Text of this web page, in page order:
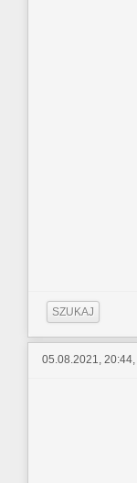
SZUKAJ
05.08.2021, 20:44,